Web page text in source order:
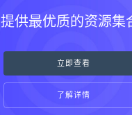
提供最优质的资源集
立即查看
了解详情